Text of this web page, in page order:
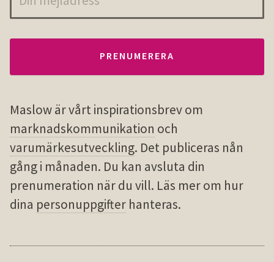
Maslow är vårt inspirationsbrev om
marknadskommunikation och
varumärkesutveckling. Det publiceras nån
gång i månaden. Du kan avsluta din
prenumeration när du vill. Läs mer om hur
dina personuppgifter hanteras.